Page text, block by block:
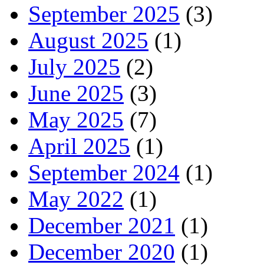
September 2025 (3)
August 2025 (1)
July 2025 (2)
June 2025 (3)
May 2025 (7)
April 2025 (1)
September 2024 (1)
May 2022 (1)
December 2021 (1)
December 2020 (1)